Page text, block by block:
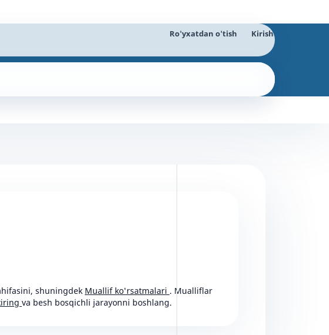
Ro'yxatdan o'tish Kirish
shuningdek Muallif ko'rsatmalari . Mualliflar
va besh bosqichli jarayonni boshlang.